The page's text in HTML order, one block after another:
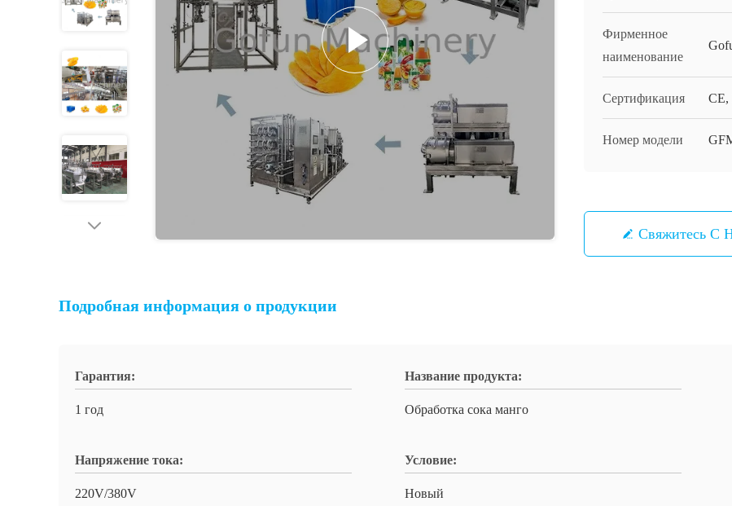
Фирменное
наименование
Сертификация CE,
Номер модели
Свяжитесь С
Подробная информация о продукции
Гарантия:
1 год
Название продукта:
Обработка сока манго
Напряжение тока:
220V/380V
Условие:
Новый